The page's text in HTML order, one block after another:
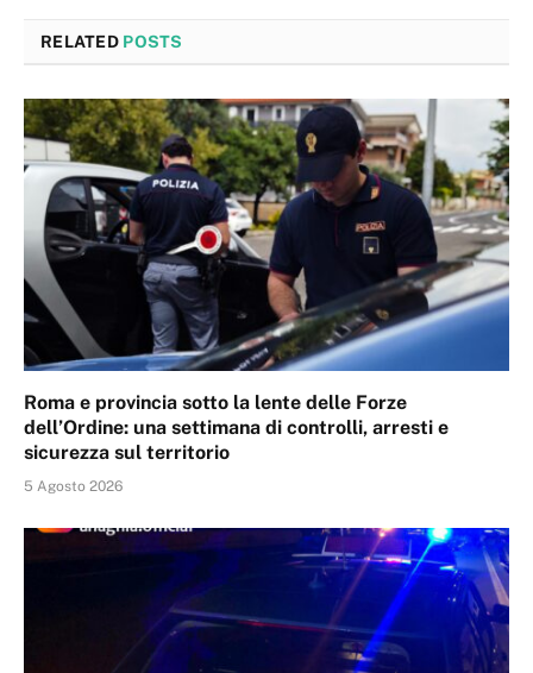
RELATED POSTS
Roma e provincia sotto la lente delle Forze
dell’Ordine: una settimana di controlli, arresti e
sicurezza sul territorio
5 Agosto 2026